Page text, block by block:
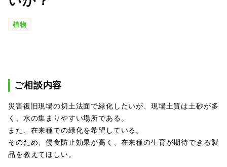
SDGs
プライバシーポリシー
植物
ご相談内容
災害復旧現場の切土法面で緑化したいが、現場土質は土砂が多
く、水の集まりやすい場所である。
また、在来種での緑化を希望している。
そのため、侵食防止効果が高く、在来種の生育が期待できる製
品を教えてほしい。